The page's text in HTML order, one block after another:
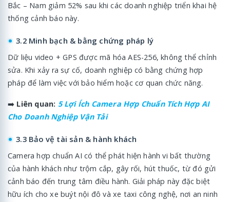
Bắc – Nam giảm 52% sau khi các doanh nghiệp triển khai hệ
thống cảnh báo này.
3.2 Minh bạch & bằng chứng pháp lý
Dữ liệu video + GPS được mã hóa AES-256, không thể chỉnh
sửa. Khi xảy ra sự cố, doanh nghiệp có bằng chứng hợp
pháp để làm việc với bảo hiểm hoặc cơ quan chức năng.
➡️ Liên quan: 5 Lợi Ích Camera Hợp Chuẩn Tích Hợp AI
Cho Doanh Nghiệp Vận Tải
3.3 Bảo vệ tài sản & hành khách
Camera hợp chuẩn AI có thể phát hiện hành vi bất thường
của hành khách như trộm cắp, gây rối, hút thuốc, từ đó gửi
cảnh báo đến trung tâm điều hành. Giải pháp này đặc biệt
hữu ích cho xe buýt nội đô và xe taxi công nghệ, nơi an ninh